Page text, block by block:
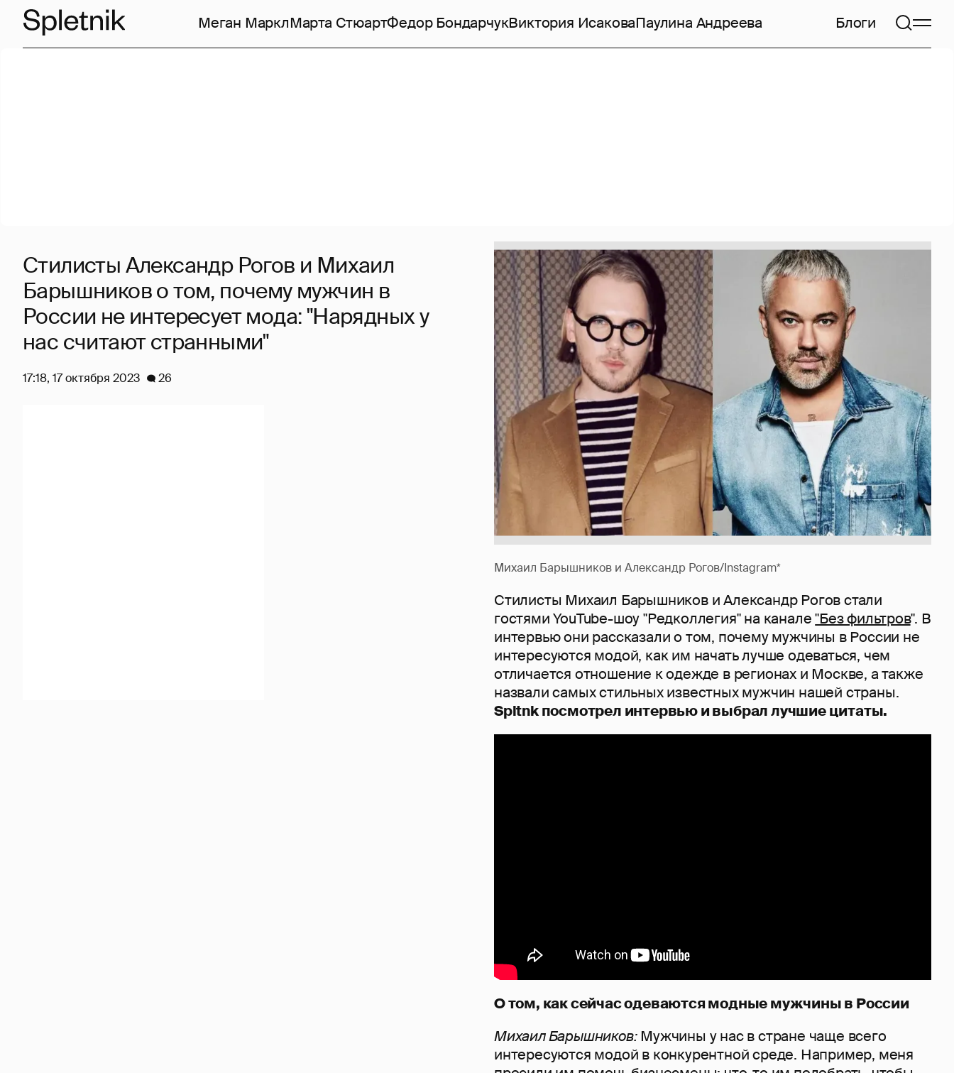
Меган МарклМарта СтюартФедор БондарчукВиктория ИсаковаПаулина Андреева Блоги
Михаил Барышников и Александр Рогов/Instagram*
Стилисты Михаил Барышников и Александр Рогов стали
гостями YouTube-шоу "Редколлегия" на канале"Без фильтров". В
интервью они рассказали о том, почему мужчины в России не
интересуются модой, как им начать лучше одеваться, чем
отличается отношение к одежде в регионах и Москве, а также
назвали самых стильных известных мужчин нашей страны.
Spltnk посмотрел интервью и выбрал лучшие цитаты.
О том, как сейчас одеваются модные мужчины в России
Михаил Барышников:Мужчины у нас в стране чаще всего
интересуются модой в конкурентной среде. Например, меня
Стилисты Александр Рогов и Михаил
Барышников о том, почему мужчин в
России не интересует мода: "Нарядных у
нас считают странными"
17:18, 17 октября 2023 26